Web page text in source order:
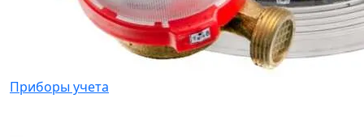
Приборы учета